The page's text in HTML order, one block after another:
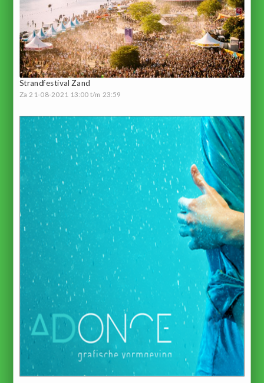
Strandfestival Zand
Za 21-08-2021 13:00 t/m 23:59